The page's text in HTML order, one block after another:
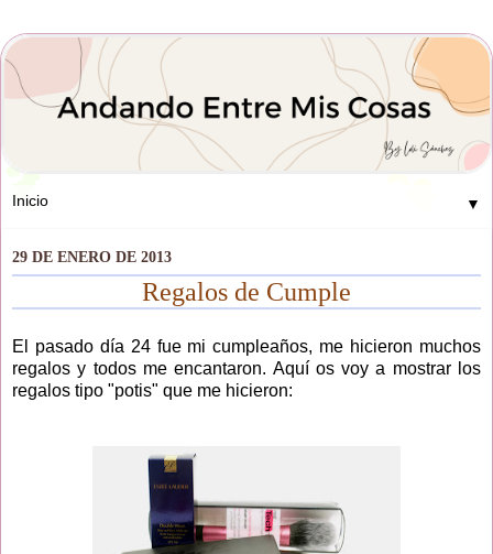
▼
29 DE ENERO DE 2013
Regalos de Cumple
El pasado día 24 fue mi cumpleaños, me hicieron muchos
regalos y todos me encantaron. Aquí os voy a mostrar los
regalos tipo "potis" que me hicieron: